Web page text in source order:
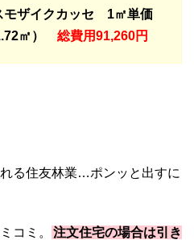
モザイクカッセ 1㎡単価
㎡） 総費用91,260円
る住友林業…ポンッと出すに
コミ。
注文住宅の場合は引き